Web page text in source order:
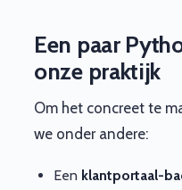
Een paar
onze praktijk
Om het concreet te
we onder andere:
Een klantportaal-